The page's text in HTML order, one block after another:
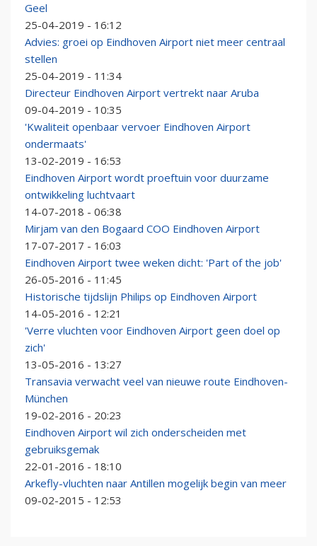
Geel
25-04-2019 - 16:12
Advies: groei op Eindhoven Airport niet meer centraal
stellen
25-04-2019 - 11:34
Directeur Eindhoven Airport vertrekt naar Aruba
09-04-2019 - 10:35
'Kwaliteit openbaar vervoer Eindhoven Airport
ondermaats'
13-02-2019 - 16:53
Eindhoven Airport wordt proeftuin voor duurzame
ontwikkeling luchtvaart
14-07-2018 - 06:38
Mirjam van den Bogaard COO Eindhoven Airport
17-07-2017 - 16:03
Eindhoven Airport twee weken dicht: 'Part of the job'
26-05-2016 - 11:45
Historische tijdslijn Philips op Eindhoven Airport
14-05-2016 - 12:21
'Verre vluchten voor Eindhoven Airport geen doel op
zich'
13-05-2016 - 13:27
Transavia verwacht veel van nieuwe route Eindhoven-
München
19-02-2016 - 20:23
Eindhoven Airport wil zich onderscheiden met
gebruiksgemak
22-01-2016 - 18:10
Arkefly-vluchten naar Antillen mogelijk begin van meer
09-02-2015 - 12:53